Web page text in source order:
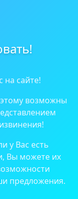
не
на сайте!
возможны
у Вас есть
Вы можете их
предложения.